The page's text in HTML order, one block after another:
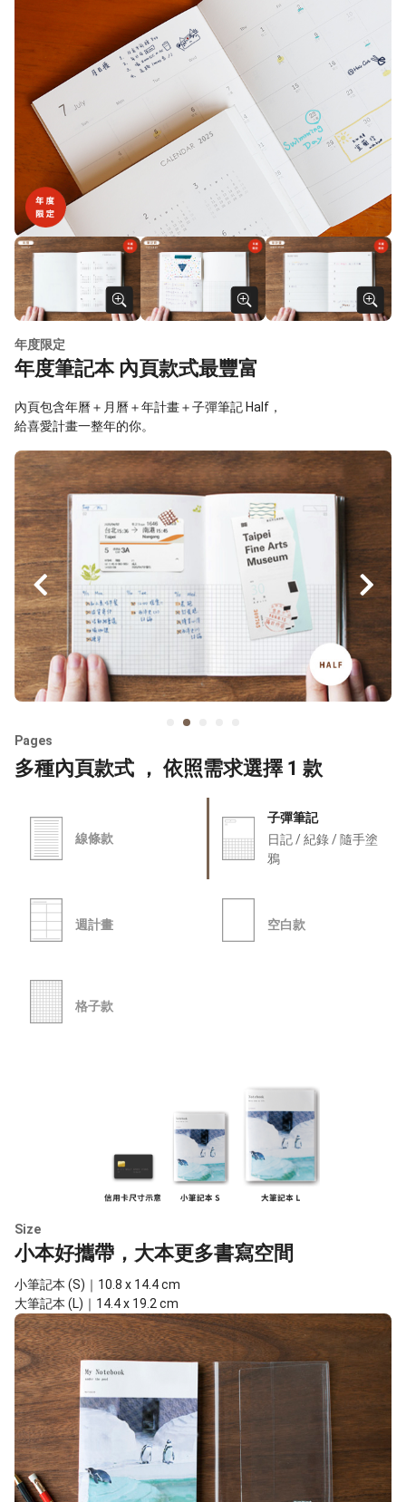
年度限定
年度筆記本 內頁款式最豐富
內頁包含年曆＋月曆＋年計畫＋子彈筆記 Half，
給喜愛計畫一整年的你。
Pages
多種內頁款式 ， 依照需求選擇 1 款
線條款
子彈筆記
日記 / 紀錄 / 隨手塗
鴉
週計畫 空白款
格子款
Size
小本好攜帶，大本更多書寫空間
小筆記本 (S)｜10.8 x 14.4 cm
大筆記本 (L)｜14.4 x 19.2 cm